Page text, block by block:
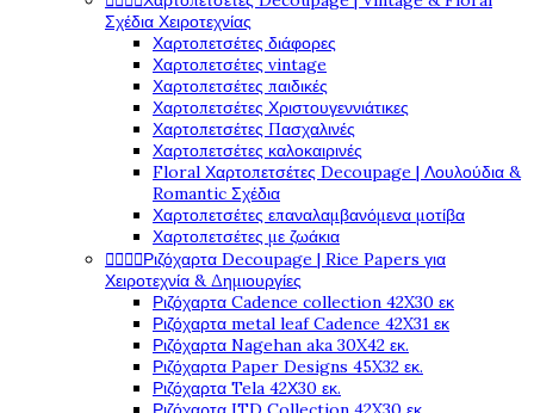
Σχέδια Χειροτεχνίας
Χαρτοπετσέτες διάφορες
Χαρτοπετσέτες vintage
Χαρτοπετσέτες παιδικές
Χαρτοπετσέτες Χριστουγεννιάτικες
Χαρτοπετσέτες Πασχαλινές
Χαρτοπετσέτες καλοκαιρινές
Floral Χαρτοπετσέτες Decoupage | Λουλούδια &
Romantic Σχέδια
Χαρτοπετσέτες επαναλαμβανόμενα μοτίβα
Χαρτοπετσέτες με ζωάκια
Ριζόχαρτα Decoupage | Rice Papers για
Χειροτεχνία & Δημιουργίες
Ριζόχαρτα Cadence collection 42X30 εκ
Ριζόχαρτα metal leaf Cadence 42X31 εκ
Ριζόχαρτα Nagehan aka 30X42 εκ.
Ριζόχαρτα Paper Designs 45X32 εκ.
Ριζόχαρτα Tela 42Χ30 εκ.